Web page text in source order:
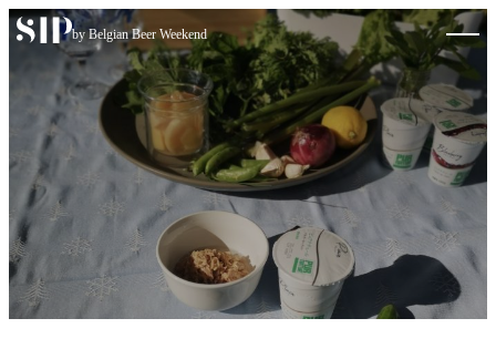
Skip to content
by Belgian Beer Weekend